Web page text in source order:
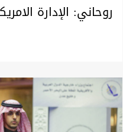
روحاني: الإدارة